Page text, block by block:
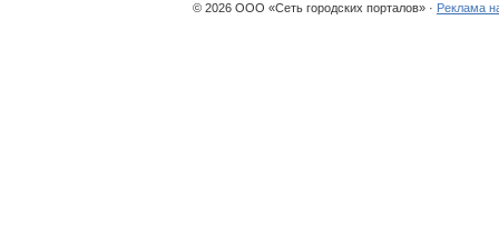
© 2026 ООО «Сеть городских порталов» · Реклама